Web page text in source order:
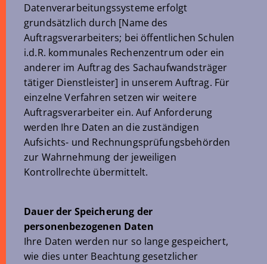
Datenverarbeitungssysteme erfolgt
grundsätzlich durch [Name des
Auftragsverarbeiters; bei öffentlichen Schulen
i.d.R. kommunales Rechenzentrum oder ein
anderer im Auftrag des Sachaufwandsträger
tätiger Dienstleister] in unserem Auftrag. Für
einzelne Verfahren setzen wir weitere
Auftragsverarbeiter ein. Auf Anforderung
werden Ihre Daten an die zuständigen
Aufsichts- und Rechnungsprüfungsbehörden
zur Wahrnehmung der jeweiligen
Kontrollrechte übermittelt.
Dauer der Speicherung der
personenbezogenen Daten
Ihre Daten werden nur so lange gespeichert,
wie dies unter Beachtung gesetzlicher